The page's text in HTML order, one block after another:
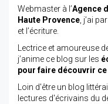
Webmaster à l’Agence
Haute Provence , j’ai
et l’écriture.
Lectrice et amoureuse
j’anime ce blog sur les
pour faire découvrir
Loin d'être un blog
lectures d'écrivains du